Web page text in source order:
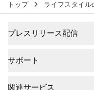
トップ ライフスタイ
プレスリリース配信
サポート
関連サービス